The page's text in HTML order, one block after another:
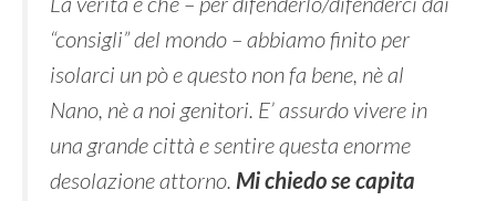
“consigli” del mondo – abbiamo finito per
isolarci un pò e questo non fa bene, nè al
Nano, nè a noi genitori. E’ assurdo vivere in
una grande città e sentire questa enorme
desolazione attorno. Mi chiedo se capita